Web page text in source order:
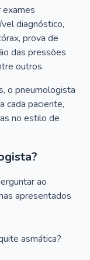
exames
diagnóstico,
prova de
das pressões
outros.
o pneumologista
cada paciente,
no estilo de
ao
apresentados
asmática?